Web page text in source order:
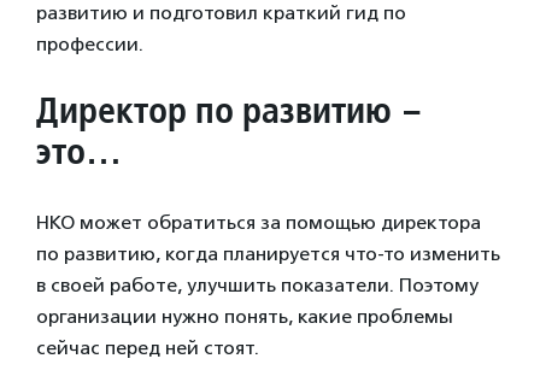
развитию и подготовил краткий гид по
профессии.
Директор по развитию –
это…
НКО может обратиться за помощью директора
по развитию, когда планируется что-то изменить
в своей работе, улучшить показатели. Поэтому
организации нужно понять, какие проблемы
сейчас перед ней стоят.